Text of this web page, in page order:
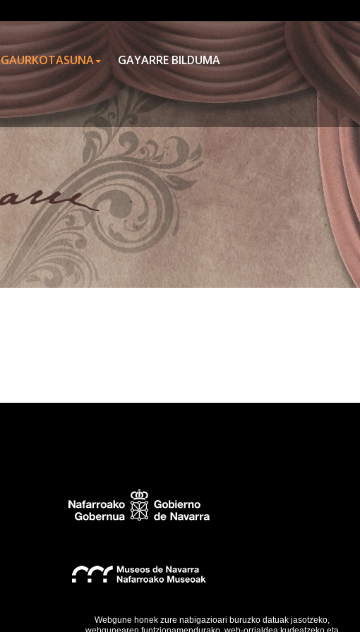
Webgune honek zure nabigazioari buruzko datuak jasotzeko,
GAURKOTASUNA
GAYARRE BILDUMA